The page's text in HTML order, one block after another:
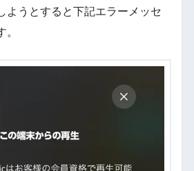
ようとすると下記エラーメッセ